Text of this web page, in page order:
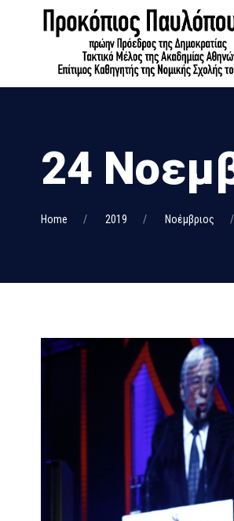
24
Home 2019 Νοέμβριος